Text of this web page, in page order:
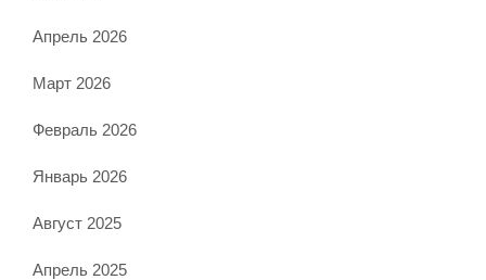
Апрель 2026
Март 2026
Февраль 2026
Январь 2026
Август 2025
Апрель 2025